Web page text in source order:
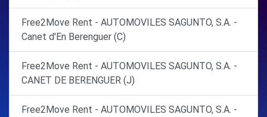
Free2Move Rent - AUTOMOVILES SAGUNTO, S.A. -
Canet d'En Berenguer (C)
Free2Move Rent - AUTOMOVILES SAGUNTO, S.A. -
CANET DE BERENGUER (J)
Free2Move Rent - AUTOMOVILES SAGUNTO, S.A. -